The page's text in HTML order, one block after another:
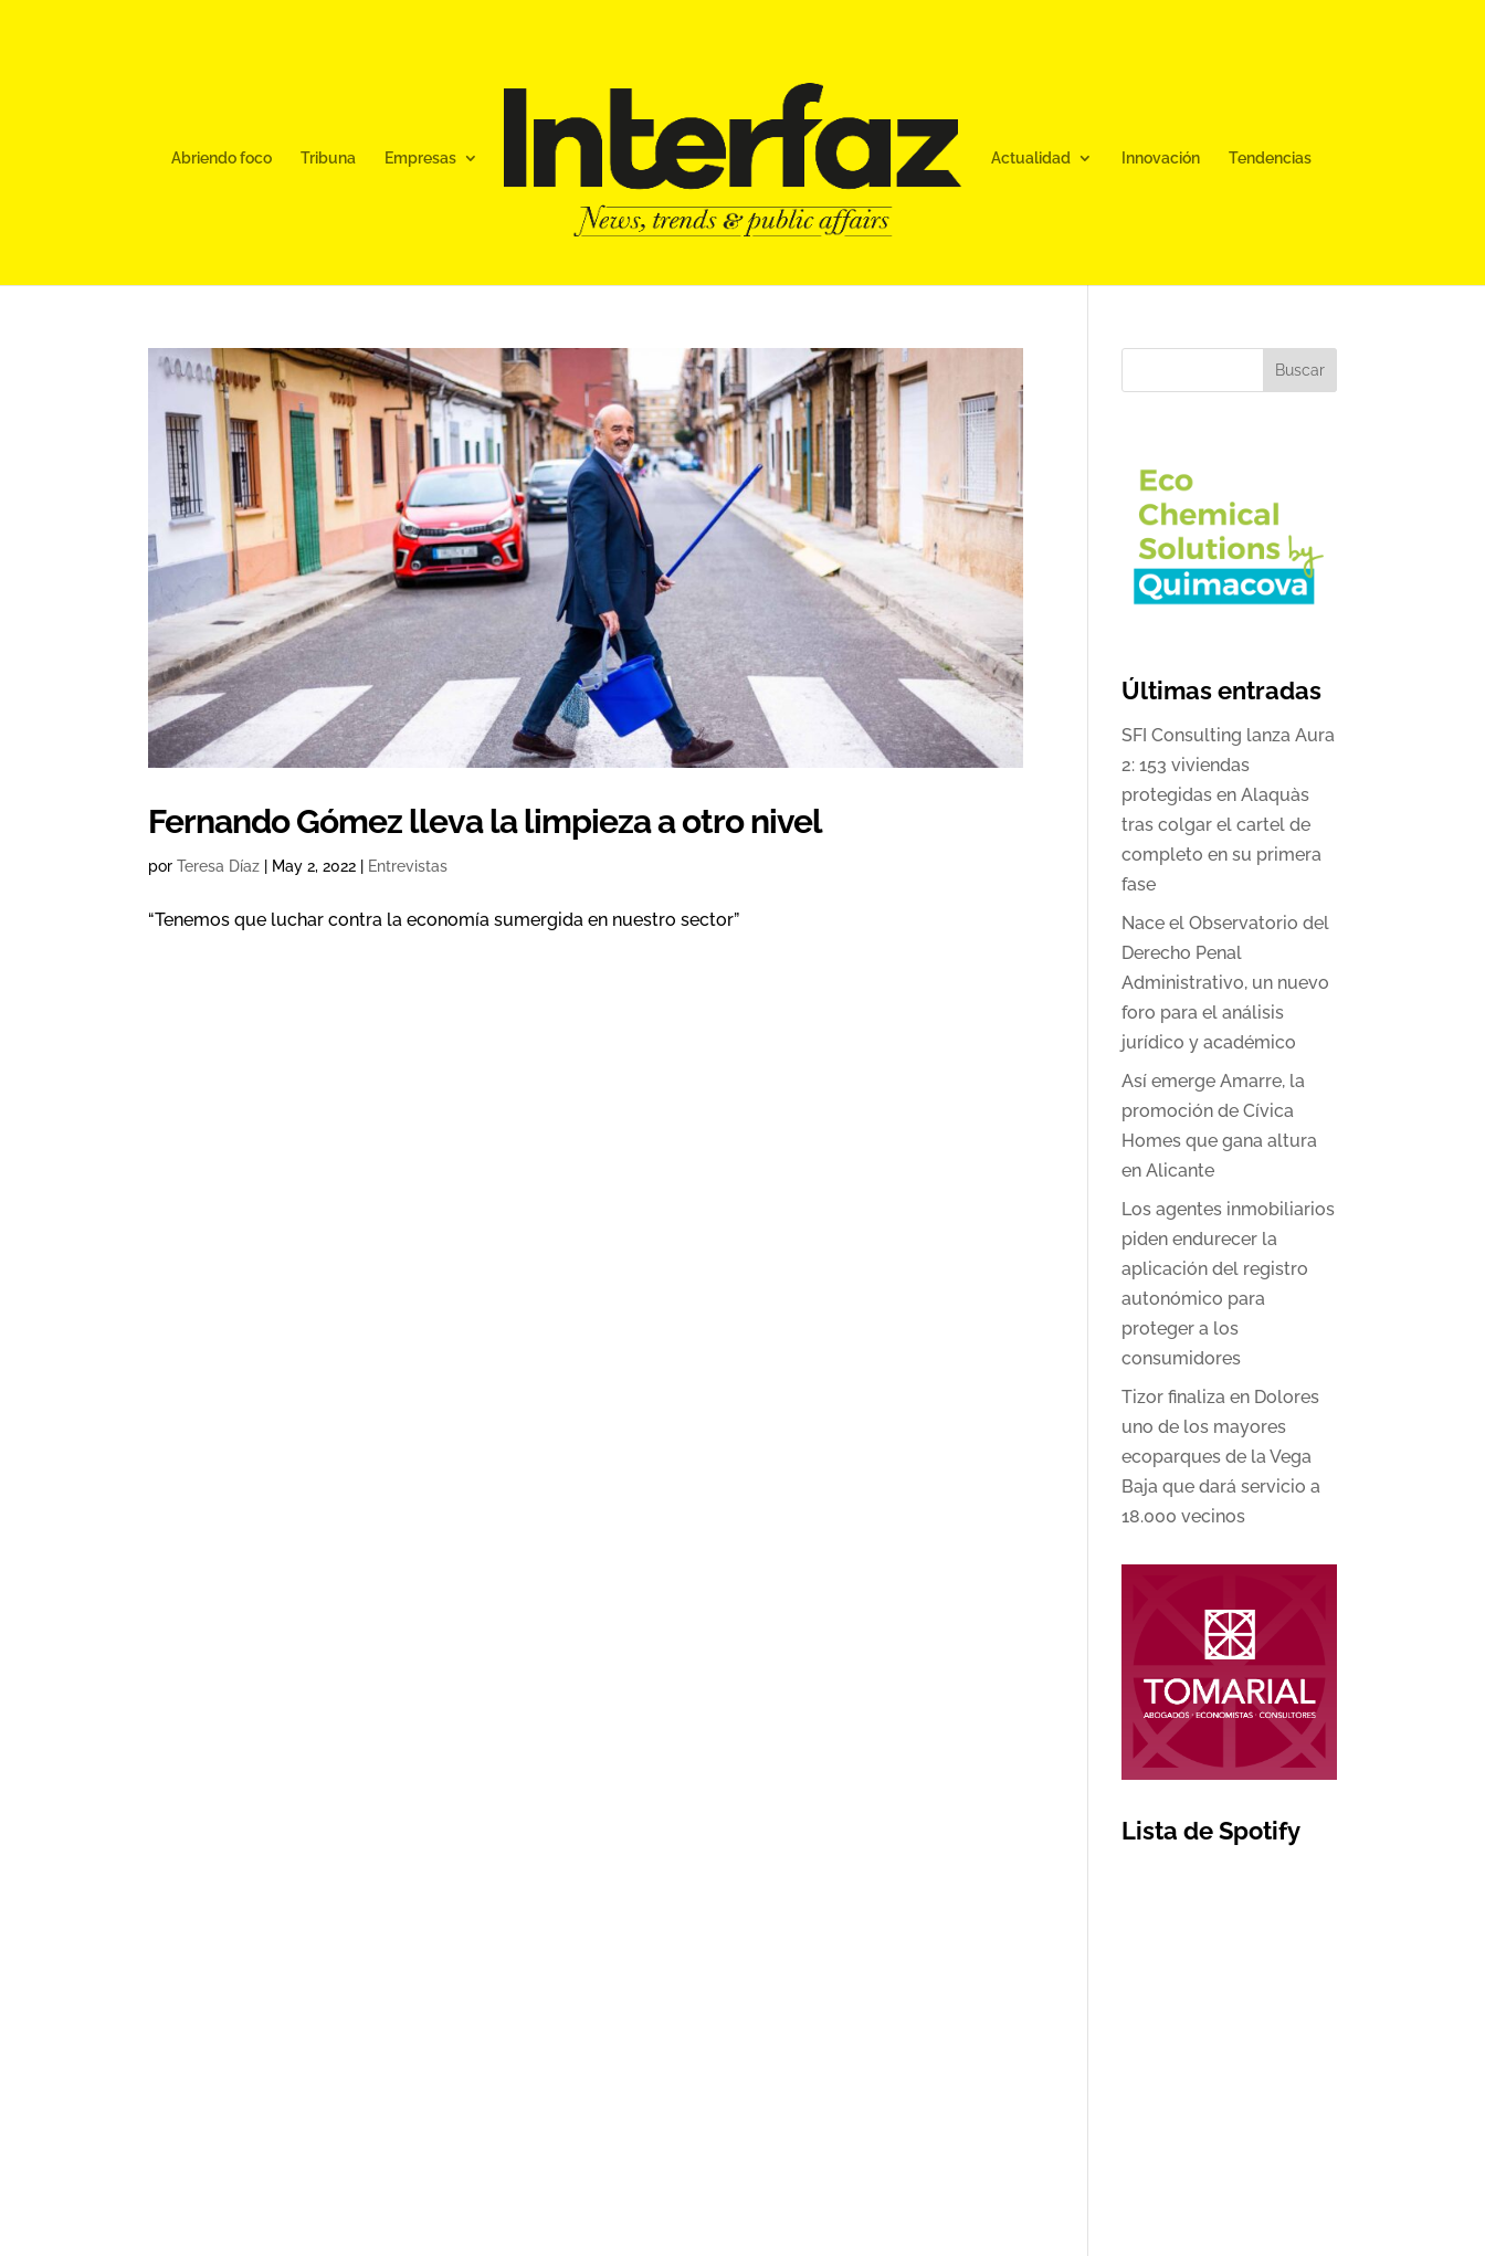
Abriendo foco Tribuna Empresas Actualidad Innovación Tendencias
Fernando Gómez lleva la limpieza a otro nivel
porTeresa Díaz May 2, 2022 Entrevistas
“Tenemos que luchar contra la economía sumergida en nuestro sector”
Buscar
Últimas entradas
SFI Consulting lanza Aura
2: 153 viviendas
protegidas en Alaquàs
tras colgar el cartel de
completo en su primera
fase
Nace el Observatorio del
Derecho Penal
Administrativo, un nuevo
foro para el análisis
jurídico y académico
Así emerge Amarre, la
promoción de Cívica
Homes que gana altura
en Alicante
Los agentes inmobiliarios
piden endurecer la
aplicación del registro
autonómico para
proteger a los
consumidores
Tizor finaliza en Dolores
uno de los mayores
ecoparques de la Vega
Baja que dará servicio a
18.000 vecinos
Lista de Spotify